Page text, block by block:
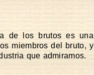
de los brutos es una
miembros del bruto, y
que admiramos.